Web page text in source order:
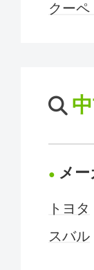
クーペ
メ
トヨタ
スバル